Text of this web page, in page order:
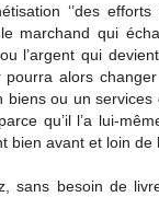
‘’des efforts
marchand qui
l’argent qui
pourra alors
biens ou un services
qu’il l’a lui-
bien avant et loin de
sans besoin de